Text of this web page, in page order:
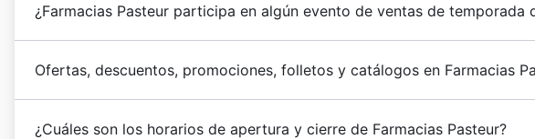
¿Farmacias Pasteur participa en algún evento de ventas de temporada
Ofertas, descuentos, promociones, folletos y catálogos en Farmacias
¿Cuáles son los horarios de apertura y cierre de Farmacias Pasteur?